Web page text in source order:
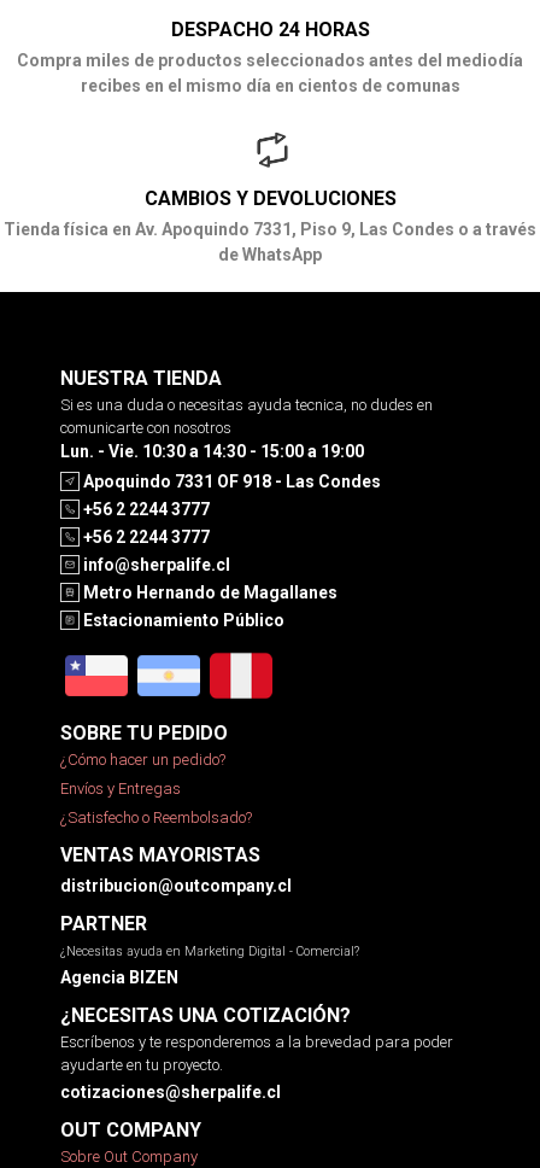
DESPACHO 24 HORAS
Compra miles de productos seleccionados antes del mediodía
recibes en el mismo día en cientos de comunas
CAMBIOS Y DEVOLUCIONES
Tienda física en Av. Apoquindo 7331, Piso 9, Las Condes o a través
de WhatsApp
NUESTRA TIENDA
Si es una duda o necesitas ayuda tecnica, no dudes en
comunicarte con nosotros
Lun. - Vie. 10:30 a 14:30 - 15:00 a 19:00
Apoquindo 7331 OF 918 - Las Condes
+56 2 2244 3777
+56 2 2244 3777
info@sherpalife.cl
Metro Hernando de Magallanes
Estacionamiento Público
SOBRE TU PEDIDO
¿Cómo hacer un pedido?
Envíos y Entregas
¿Satisfecho o Reembolsado?
VENTAS MAYORISTAS
distribucion@outcompany.cl
PARTNER
¿Necesitas ayuda en Marketing Digital - Comercial?
Agencia BIZEN
¿NECESITAS UNA COTIZACIÓN?
Escríbenos y te responderemos a la brevedad para poder
ayudarte en tu proyecto.
cotizaciones@sherpalife.cl
OUT COMPANY
Sobre Out Company